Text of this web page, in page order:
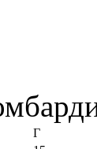
Г